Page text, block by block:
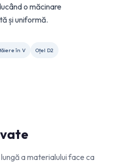
o măcinare
și uniformă.
în V Oțel D2
a materialului face ca